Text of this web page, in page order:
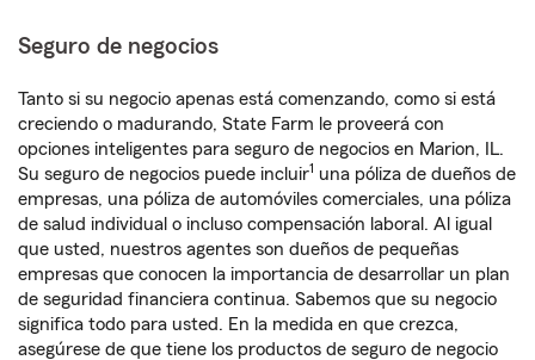
Seguro de negocios
Tanto si su negocio apenas está comenzando, como si está
creciendo o madurando, State Farm le proveerá con
opciones inteligentes para seguro de negocios en Marion, IL.
Su seguro de negocios puede incluir1 una póliza de dueños de
empresas, una póliza de automóviles comerciales, una póliza
de salud individual o incluso compensación laboral. Al igual
que usted, nuestros agentes son dueños de pequeñas
empresas que conocen la importancia de desarrollar un plan
de seguridad financiera continua. Sabemos que su negocio
significa todo para usted. En la medida en que crezca,
asegúrese de que tiene los productos de seguro de negocio